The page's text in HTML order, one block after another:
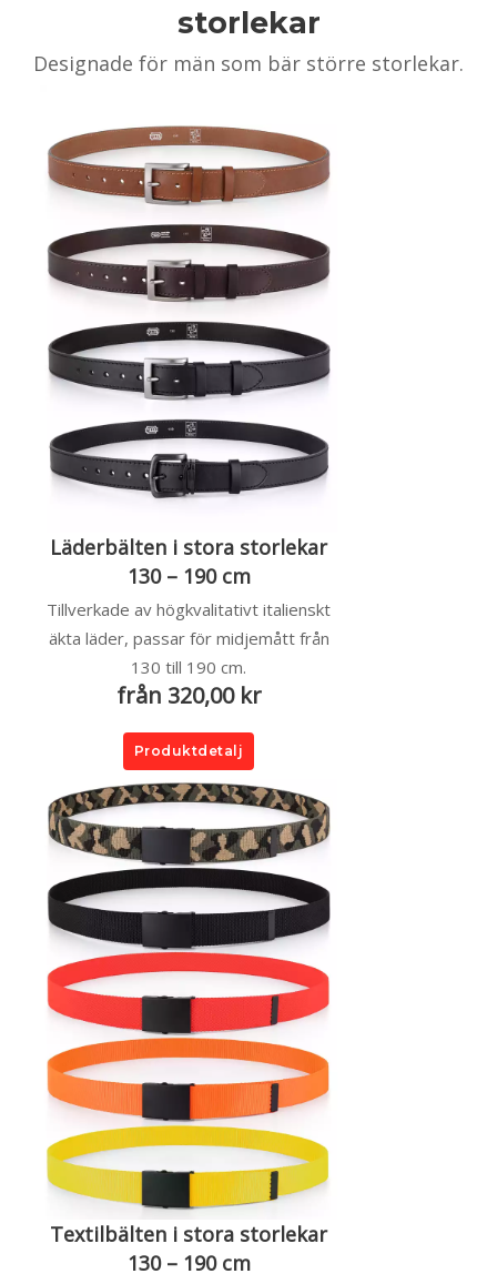
storlekar
Designade för män som bär större storlekar.
Läderbälten i stora storlekar
130 – 190 cm
Tillverkade av högkvalitativt italienskt
äkta läder, passar för midjemått från
130 till 190 cm.
från 320,00 kr
Produktdetalj
Textilbälten i stora storlekar
130 – 190 cm